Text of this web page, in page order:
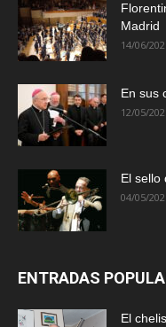
Madrid
14/06/
En sus
12/05/
El sello
04/05/
ENTRADAS
El